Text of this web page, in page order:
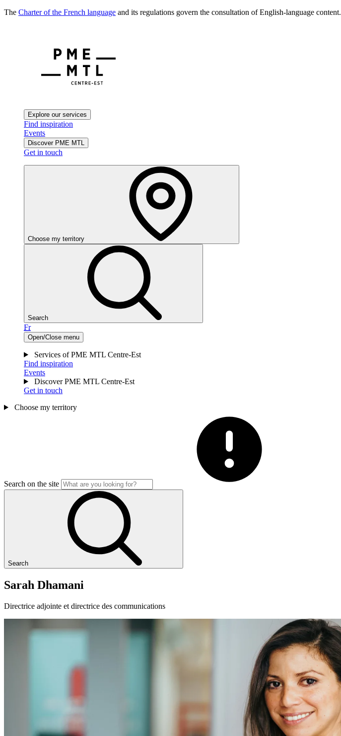
The Charter of the French language and its regulations govern the consultation of English-language content.
Explore our services
Find inspiration
Events
Discover PME MTL
Get in touch
Choose my territory
Search
Fr
Open/Close menu
Services of PME MTL Centre-Est
Find inspiration
Events
Discover PME MTL Centre-Est
Get in touch
Choose my territory
Search on the site
Search
Sarah Dhamani
Directrice adjointe et directrice des communications